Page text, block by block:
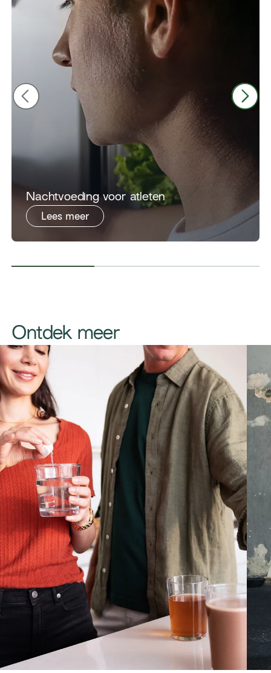
​Nachtvoeding voor atleten
Lees meer
​​​Ontdek meer​